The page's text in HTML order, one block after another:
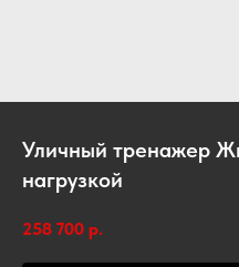
Уличный тренажер
нагрузкой
258 700 р.